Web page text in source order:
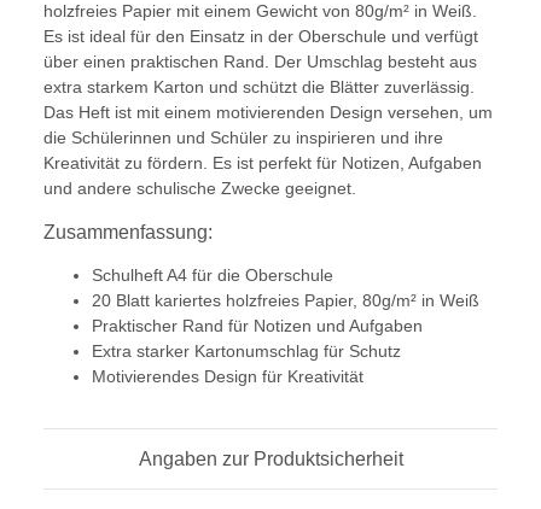
holzfreies Papier mit einem Gewicht von 80g/m² in Weiß.
Es ist ideal für den Einsatz in der Oberschule und verfügt
über einen praktischen Rand. Der Umschlag besteht aus
extra starkem Karton und schützt die Blätter zuverlässig.
Das Heft ist mit einem motivierenden Design versehen, um
die Schülerinnen und Schüler zu inspirieren und ihre
Kreativität zu fördern. Es ist perfekt für Notizen, Aufgaben
und andere schulische Zwecke geeignet.
Zusammenfassung:
Schulheft A4 für die Oberschule
20 Blatt kariertes holzfreies Papier, 80g/m² in Weiß
Praktischer Rand für Notizen und Aufgaben
Extra starker Kartonumschlag für Schutz
Motivierendes Design für Kreativität
Angaben zur Produktsicherheit